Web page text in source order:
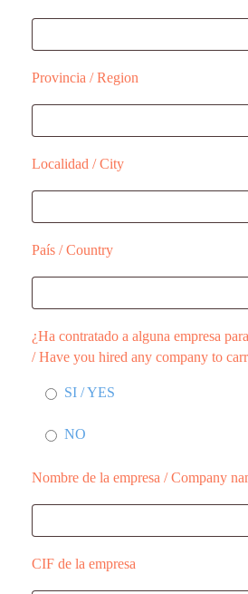
Provincia / Region
Localidad / City
País / Country
¿Ha contratado a alguna empresa
/ Have you hired any company to
SI / YES
NO
Nombre de la empresa / Company
CIF de la empresa